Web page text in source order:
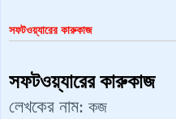
সফটওয়্যারের কারুকাজ
সফটওয়্যারের কারুকাজ
লেখকের নাম: কজ